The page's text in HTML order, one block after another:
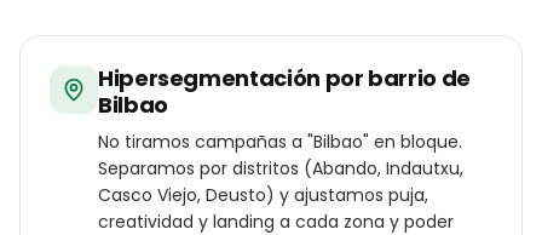
Hipersegmentación por barrio de
Bilbao
No tiramos campañas a "Bilbao" en bloque.
Separamos por distritos (Abando, Indautxu,
Casco Viejo, Deusto) y ajustamos puja,
creatividad y landing a cada zona y poder